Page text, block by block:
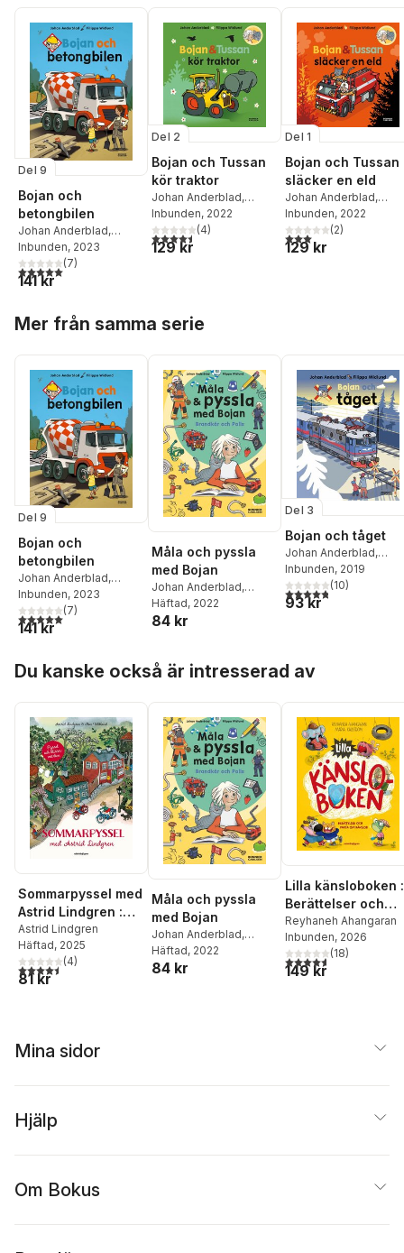
Del 9
Bojan och
betongbilen
Johan Anderblad,
Filippa Widlund
Inbunden, 2023
5,0utav 5 stjärnor. Totalt antal röster:
(7)
141 kr
Del 2
Bojan och Tussan
kör traktor
Johan Anderblad,
Filippa Widlund
Inbunden, 2022
4,5utav 5 stjärnor. Totalt antal röster:
(4)
129 kr
Del 1
Bojan och Tussan
släcker en eld
Johan Anderblad,
Filippa Widlund
Inbunden, 2022
3,0utav 5 stjärnor.
(2)
129 kr
Mer från samma serie
Del 9
Bojan och
betongbilen
Johan Anderblad,
Filippa Widlund
Inbunden, 2023
5,0utav 5 stjärnor. Totalt antal röster:
(7)
141 kr
Måla och pyssla
med Bojan
Johan Anderblad,
Filippa Widlund
Häftad, 2022
84 kr
Del 3
Bojan och tåget
Johan Anderblad,
Filippa Widlund
Inbunden, 2019
4,8utav 5 stjärnor.
(10)
93 kr
Du kanske också är intresserad av
Sommarpyssel med
Astrid Lindgren :
med klistermärken
Astrid Lindgren
Häftad, 2025
4,5utav 5 stjärnor. Totalt antal röster:
(4)
81 kr
Måla och pyssla
med Bojan
Johan Anderblad,
Filippa Widlund
Häftad, 2022
84 kr
Lilla känsloboken :
Berättelser och
fakta om känslor
Reyhaneh Ahangaran
Inbunden, 2026
4,6utav 5 stjärnor.
(18)
149 kr
Mina sidor
Hjälp
Om Bokus